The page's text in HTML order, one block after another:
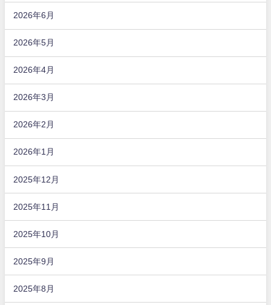
2026年6月
2026年5月
2026年4月
2026年3月
2026年2月
2026年1月
2025年12月
2025年11月
2025年10月
2025年9月
2025年8月